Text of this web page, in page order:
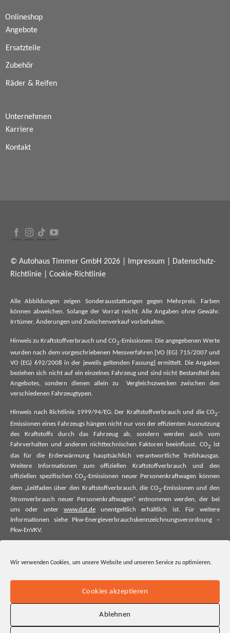
Wir verwenden Cookies, um unsere Website und unseren Service zu optimieren.
Cookies akzeptieren
Ablehnen
Onlineshop
Angebote
Ersatzteile
Zubehör
Räder & Reifen
Unternehmen
Karriere
Kontakt
© Autohaus Timmer GmbH 2026 | Impressum
Datenschutz-
Richtlinie
Cookie-Richtlinie
Alle Abbildungen zeigen Sonderausstattungen gegen Mehrpreis. Farben
können abweichen. Solange der Vorrat reicht. Alle Angaben ohne Gewähr.
Irrtümer, Änderungen und Zwischenverkauf vorbehalten.
Hinweis zu Kraftstoffverbrauch und CO2-Emissionen: Die angegebenen Werte
wurden nach dem vorgeschriebenen Messverfahren [VO (EG) 715/2007 und
VO (EG) 692/2008 in der jeweils geltenden Fassung] ermittelt. Die Angaben
beziehen sich nicht auf ein einzelnes Fahrzeug und sind nicht Bestandteil des
Angebotes, sondern dienen allein zu Vergleichszwecken zwischen den
verschiedenen Fahrzeugtypen.
Hinweis nach Richtlinie 1999/94/EG: Der Kraftstoffverbrauch und die CO2-
Emissionen eines Fahrzeugs hängen nicht nur von der effizienten Ausnutzung
des Kraftstoffs durch das Fahrzeug ab, sondern werden auch vom
Fahrverhalten und anderen nichttechnischen Faktoren beeinflusst. CO2 ist
das für die Erderwärmung hauptsächlich verantwortliche Treibhausgas.
Weitere Informationen zum offiziellen Kraftstoffverbrauch und den
offiziellen spezifischen CO2-Emissionen neuer Personenkraftwagen können
dem „Leitfaden über den Kraftstoffverbrauch, die CO2-Emissionen und den
Stromverbrauch neuer Personenkraftwagen“ entnommen werden, der bei
uns oder unter www.dat.deunentgeltlich erhältlich ist. Für weitere
Informationen siehe Pkw-Energieverbrauchskennzeichnungsverordnung –
Pkw-EnVKV.
offiziellen spezifischen CO₂-Emissionen und ggf. zum Stromverbrauch neuer
offiziellen spezifischen CO₂-Emissionen und den offiziellen Stromverbrauch
neuer Pkw entnommen werden. Dieser ist an allen Verkaufsstellen und bei
der Deutschen Automobil Treuhand GmbH unentgeltlich erhältlich, sowie